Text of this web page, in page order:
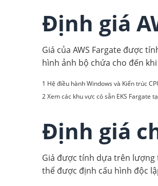
Định giá
Giá của AWS Fargate được
hình ảnh bộ chứa cho đến khi
1 Hệ điều hành Windows và Kiến trúc
2 Xem các khu vực có sẵn EKS Fargate
Định giá
Giá được tính dựa trên lượng
thể được định cấu hình độc